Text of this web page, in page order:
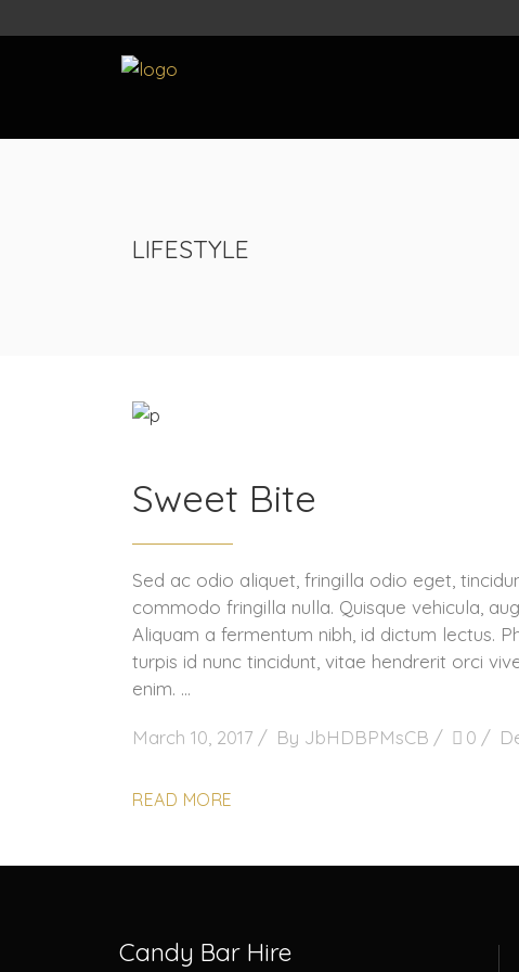
LIFESTYLE
Sweet Bite
Sed ac odio aliquet, fringilla odio eget,
commodo fringilla nulla. Quisque vehicula,
Aliquam a fermentum nibh, id dictum lectus.
turpis id nunc tincidunt, vitae hendrerit orci
enim.
March 10, 2017 By JbHDBPMsCB 0
READ MORE
Candy Bar Hire